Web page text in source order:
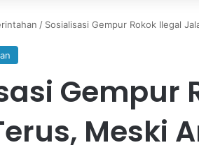
/ Sosialisasi Gempur Rokok Ilegal
Gempur
Meski